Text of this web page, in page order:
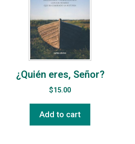
¿Quién eres, Señor?
$15.00
Add to cart